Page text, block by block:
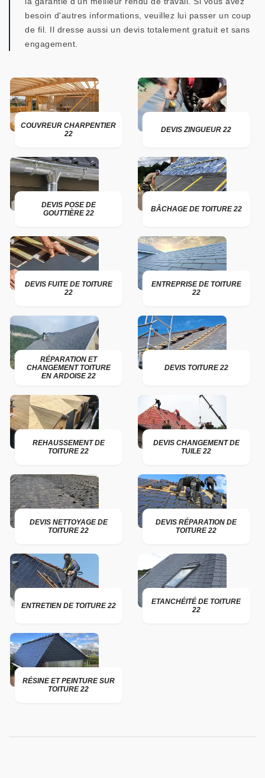
besoin d'autres informations, veuillez lui passer un coup
de fil. Il dresse aussi un devis totalement gratuit et sans
engagement.
COUVREUR CHARPENTIER
22
DEVIS ZINGUEUR 22
DEVIS POSE DE
GOUTTIÈRE 22
BÂCHAGE DE TOITURE 22
DEVIS FUITE DE TOITURE
22
ENTREPRISE DE TOITURE
22
RÉPARATION ET
CHANGEMENT TOITURE
EN ARDOISE 22
DEVIS TOITURE 22
REHAUSSEMENT DE
TOITURE 22
DEVIS CHANGEMENT DE
TUILE 22
DEVIS NETTOYAGE DE
TOITURE 22
DEVIS RÉPARATION DE
TOITURE 22
ENTRETIEN DE TOITURE 22
ETANCHÉITÉ DE TOITURE
22
RÉSINE ET PEINTURE SUR
TOITURE 22